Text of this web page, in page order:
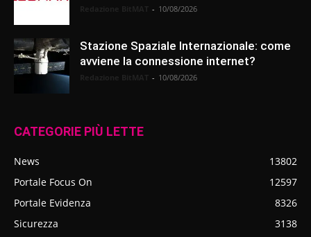
- 10/08/2026
Stazione Spaziale Internazionale: come
avviene la connessione internet?
- 10/08/2026
CATEGORIE PIÙ LETTE
News
13802
Portale Focus On
12597
Portale Evidenza
8326
Sicurezza
3138